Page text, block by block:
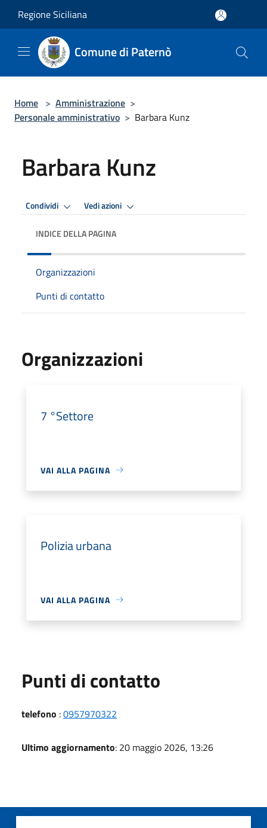
Regione Siciliana
Comune di Paternò
Home > Amministrazione >
Personale amministrativo > Barbara Kunz
Barbara Kunz
Condividi Vedi azioni
INDICE DELLA PAGINA
Organizzazioni
Punti di contatto
Organizzazioni
7 °Settore
VAI ALLA PAGINA
Polizia urbana
VAI ALLA PAGINA
Punti di contatto
telefono :0957970322
Ultimo aggiornamento: 20 maggio 2026, 13:26